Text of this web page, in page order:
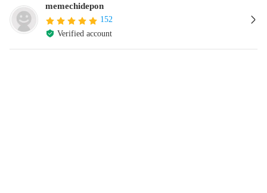
memechidepon
152
Verified account